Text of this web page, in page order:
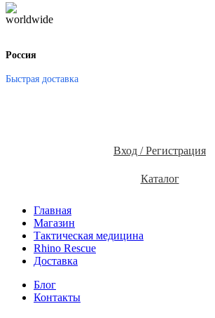
Россия
Быстрая доставка
Вход / Регистрация
Каталог
Главная
Магазин
Тактическая медицина
Rhino Rescue
Доставка
Блог
Контакты